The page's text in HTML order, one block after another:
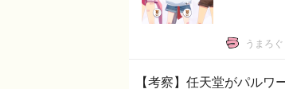
うまろぐ
【考察】任天堂がパルワ